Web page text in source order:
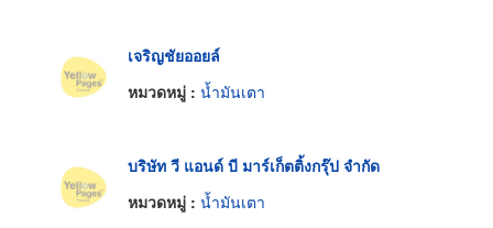
เจริญชัยออยล์
หมวดหมู่ : น้ำมันเตา
บริษัท วี แอนด์ บี มาร์เก็ตติ้งกรุ๊ป จำกัด
หมวดหมู่ : น้ำมันเตา